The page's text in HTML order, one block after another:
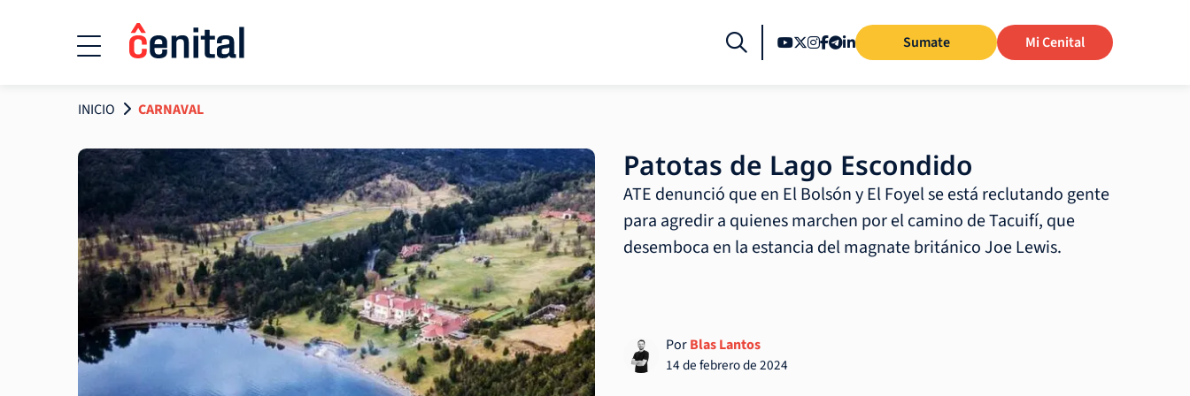
Sumate Mi Cenital
INICIO CARNAVAL
Patotas de Lago Escondido
ATE denunció que en El Bolsón y El Foyel se está reclutando gente
para agredir a quienes marchen por el camino de Tacuifí, que
desemboca en la estancia del magnate británico Joe Lewis.
PorBlas Lantos
14 de febrero de 2024